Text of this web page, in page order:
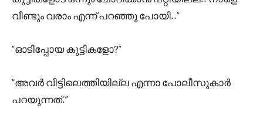
വീണ്ടും വരാം എന്ന് പറഞ്ഞു പോയി..”
“ഓടിപ്പോയ കുട്ടികളോ?”
“അവർ വീട്ടിലെത്തിയില്ല എന്നാ പോലീസുകാർ
പറയുന്നത്.”